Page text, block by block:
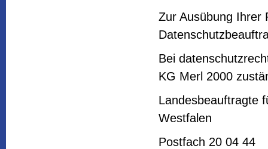
Zur Ausübung Ihrer
Bei
KG Merl 2000
Landesbeauftragte
Westfalen
Postfach 20 04 44